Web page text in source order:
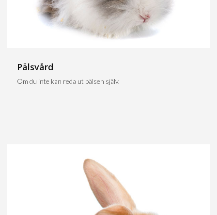
Pälsvård
Om du inte kan reda ut pälsen själv.